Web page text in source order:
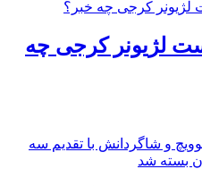
لژیونر کرجی چه